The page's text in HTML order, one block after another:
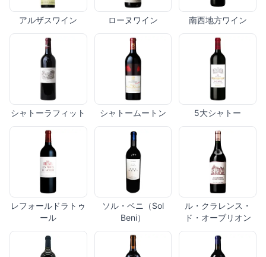
アルザスワイン ローヌワイン 南西地方ワイン
シャトーラフィット シャトームートン 5大シャトー
レフォールドラトゥ
ール
ソル・ベニ（Sol
Beni）
ル・クラレンス・
ド・オーブリオン